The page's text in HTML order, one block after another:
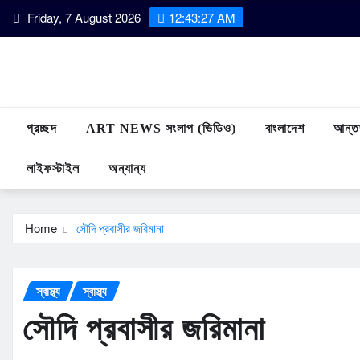
Skip Friday, 7 August 2026 12:43:28 AM
প্রচ্ছদ ART NEWS সংলাপ (ভিডিও) বাংলাদেশ
লাইফস্টাইল অন্যান্য
Home সৌদি প্রবাসীর জরিমানা
স্বাস্থ্য স্বাস্থ্য
সৌদি প্রবাসীর জরিমানা